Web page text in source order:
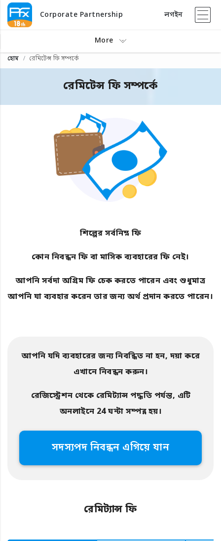
Corporate Partnership লগইন
More
হোম রেমিটেন্স ফি সম্পর্কে
রেমিটেন্স ফি সম্পর্কে
শিল্পের সর্বনিম্ন ফি
কোন নিবন্ধন ফি বা মাসিক ব্যবহারের ফি নেই।
আপনি সর্বদা অগ্রিম ফি চেক করতে পারেন এবং শুধুমাত্র
আপনি যা ব্যবহার করেন তার জন্য অর্থ প্রদান করতে পারেন।
আপনি যদি ব্যবহারের জন্য নিবন্ধিত না হন, দয়া করে
এখানে নিবন্ধন করুন।
রেজিস্ট্রেশন থেকে রেমিট্যান্স পদ্ধতি পর্যন্ত, এটি
অনলাইনে 24 ঘন্টা সম্পন্ন হয়।
সদস্যপদ নিবন্ধন এগিয়ে যান
রেমিট্যান্স ফি